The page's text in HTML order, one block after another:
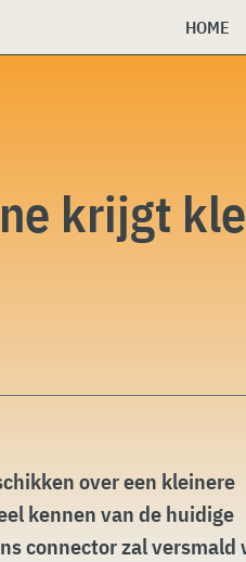
HOME
krijgt
over een kleinere
kennen van de huidige
connector zal versmald